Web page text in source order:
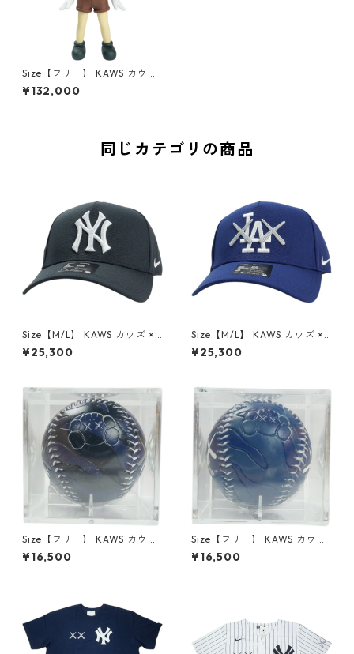
Size【フリー】 KAWS カウズ
Chul-Su Figure (Coloured)
フィギュア マルチ 【新古品・
¥132,000
同じカテゴリの商品
Size【M/L】 KAWS カウズ ×N
ike Club Structured AFRAM
E New York Yankees Collegi
¥25,300
Size【M/L】 KAWS カウズ ×N
ike Club Structured AFRAM
E Los Angeles Dodgers Roy
¥25,300
Size【フリー】 KAWS カウズ
×Rawlings New York Yankee
s Baseball ベースボール 紺
¥16,500
Size【フリー】 KAWS カウズ
×Rawlings Los Angeles Dod
gers Baseball ベースボール
¥16,500